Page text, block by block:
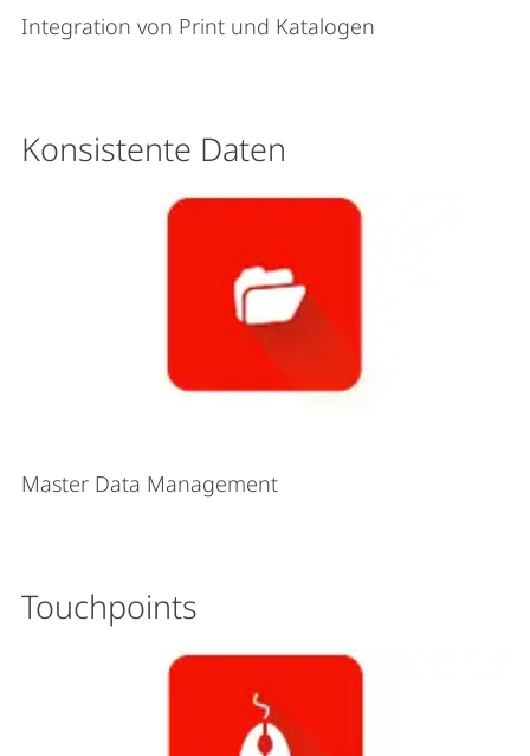
Integration von Print und Katalogen
Konsistente Daten
Master Data Management
Touchpoints